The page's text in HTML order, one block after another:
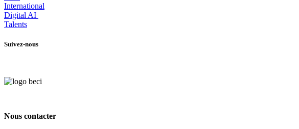
International
Digital AI
Talents
Suivez-nous
Nous contacter